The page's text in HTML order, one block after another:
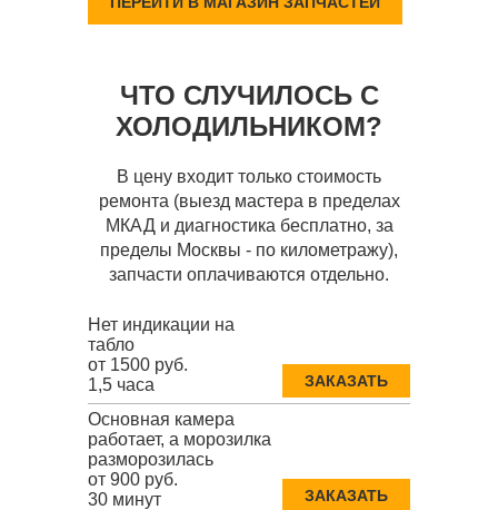
ЧТО СЛУЧИЛОСЬ С
ХОЛОДИЛЬНИКОМ?
В цену входит только стоимость
ремонта (выезд мастера в пределах
МКАД и диагностика бесплатно, за
пределы Москвы - по километражу),
запчасти оплачиваются отдельно.
Нет индикации на
табло
от 1500 руб.
1,5 часа
ЗАКАЗАТЬ
Основная камера
работает, а морозилка
разморозилась
от 900 руб.
30 минут
ЗАКАЗАТЬ